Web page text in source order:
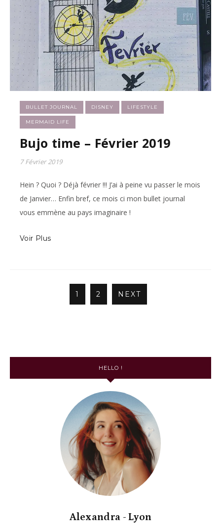
BULLET JOURNAL DISNEY LIFESTYLE
MERMAID LIFE
Bujo time – Février 2019
7 Février 2019
Hein ? Quoi ? Déjà février !!! J’ai à peine vu passer le mois
de Janvier… Enfin bref, ce mois ci mon bullet journal
vous emmène au pays imaginaire !
Voir Plus
1 2 NEXT
HELLO !
Alexandra - Lyon